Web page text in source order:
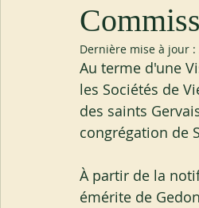
Dernière mise à jour :
Au terme d'une
les Sociétés de
des saints
congrégation de
À partir de la
émérite de